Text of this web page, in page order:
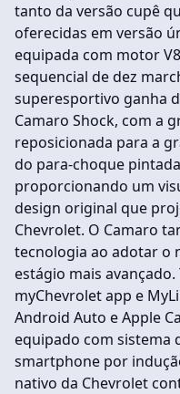
tanto da versão cupê
oferecidas em versão
equipada com motor
sequencial de dez
superesportivo ganha
Camaro Shock, com a
reposicionada para a
do para-choque
proporcionando um
design original que
Chevrolet. O Camaro
tecnologia ao adotar o
estágio mais avançado.
myChevrolet app e
Android Auto e Apple
equipado com sistema
smartphone por
nativo da Chevrolet